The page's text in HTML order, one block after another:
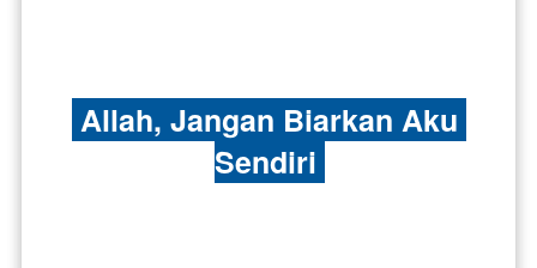
Sendiri